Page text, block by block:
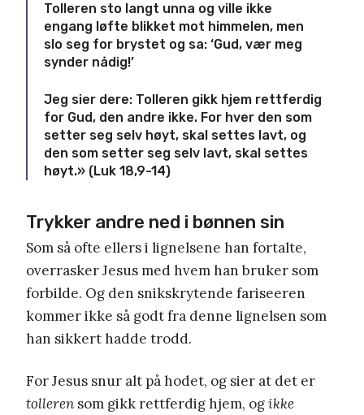
Tolleren sto langt unna og ville ikke
engang løfte blikket mot himmelen, men
slo seg for brystet og sa: ‘Gud, vær meg
synder nådig!’
Jeg sier dere: Tolleren gikk hjem rettferdig
for Gud, den andre ikke. For hver den som
setter seg selv høyt, skal settes lavt, og
den som setter seg selv lavt, skal settes
høyt.» (Luk 18,9-14)
Trykker andre ned i bønnen sin
Som så ofte ellers i lignelsene han fortalte,
overrasker Jesus med hvem han bruker som
forbilde. Og den snikskrytende fariseeren
kommer ikke så godt fra denne lignelsen som
han sikkert hadde trodd.
For Jesus snur alt på hodet, og sier at det er
tolleren som gikk rettferdig hjem, ogikke